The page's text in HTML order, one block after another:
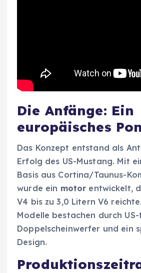
Die Anfänge: Ein
europäisches
Das Konzept entstand als
Erfolg des US-Mustang. Mit
Basis aus Cortina/Taunus-
wurde ein motor entwickelt,
V4 bis zu 3,0 Litern V6
Modelle bestachen durch
Doppelscheinwerfer und ein
Design.